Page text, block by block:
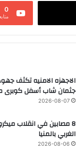
0
الاجهزه الامنيه تكثف
جثمان شاب أسفل كوبرى
2026-08-07
8 مصابين في انقلاب
الغربي بالمنيا
2026-08-06